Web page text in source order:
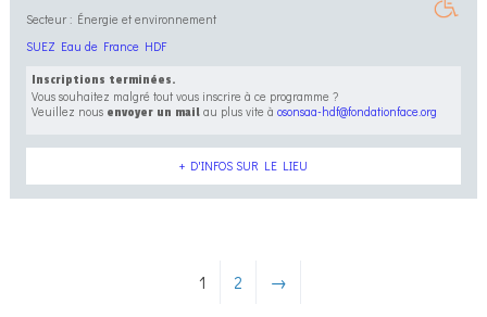
Secteur : Énergie et environnement
SUEZ Eau de France HDF
Inscriptions terminées.
Vous souhaitez malgré tout vous inscrire à ce programme ?
Veuillez nous envoyer un mailau plus vite à osonsaa-hdf@fondationface.org
+ D'INFOS SUR LE LIEU
1 2 →